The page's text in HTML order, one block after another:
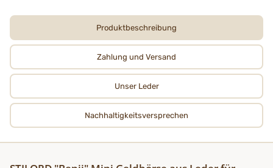
Produktbeschreibung
Zahlung und Versand
Unser Leder
Nachhaltigkeits­­­versprechen